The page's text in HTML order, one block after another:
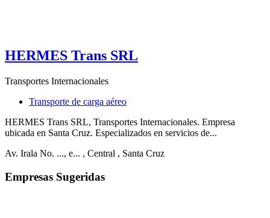
HERMES Trans SRL
Transportes Internacionales
Transporte de carga aéreo
HERMES Trans SRL, Transportes Internacionales. Empresa
ubicada en Santa Cruz. Especializados en servicios de...
Av. Irala No. ..., e... , Central , Santa Cruz
Empresas Sugeridas